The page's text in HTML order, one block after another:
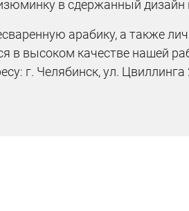
в сдержанный дизайн
арабику, а также
в высоком качестве нашей
г. Челябинск, ул.